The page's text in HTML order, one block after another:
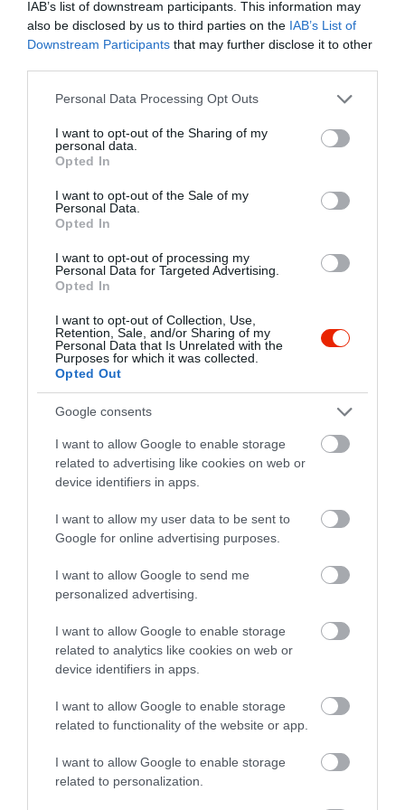
IAB’s list of downstream participants. This information may
also be disclosed by us to third parties on the IAB’s List of
Downstream Participants that may further disclose it to other
Please note that this website/app uses one or more Google
not limited to your visit or usage behaviour. You may click to
grant or deny consent to Google and its third-party tags to
use your data for below specified purposes in below Google
consent section.
Personal Data Processing Opt Outs
I want to opt-out of the Sharing of my
personal data.
Opted In
I want to opt-out of the Sale of my
Personal Data.
Opted In
I want to opt-out of processing my
Personal Data for Targeted Advertising.
Opted In
I want to opt-out of Collection, Use,
Retention, Sale, and/or Sharing of my
Personal Data that Is Unrelated with the
Purposes for which it was collected.
Opted Out
Google consents
I want to allow Google to enable storage
related to advertising like cookies on web or
device identifiers in apps.
I want to allow my user data to be sent to
Google for online advertising purposes.
I want to allow Google to send me
personalized advertising.
I want to allow Google to enable storage
related to analytics like cookies on web or
device identifiers in apps.
I want to allow Google to enable storage
related to functionality of the website or app.
I want to allow Google to enable storage
related to personalization.
paradicsomszószos pizza. A körcikkek helyett
négyzetekre vágott pizza sajttal vagy sajt nélkül
is kérhető. A sajtos változat jellemzője, – a
chicagoi deep dish pizzához hasonlóan – hogy a
sajt a feltétek alá kerül, így megakadályozza a
tészta elázását.
Ezt az ínyencséget a szicíliai bevándorlók vitték
Amerikába a 19. században, de csak a második
világháború után lett igazán népszerű. A feltétek,
paradicsomdarabok, hagyma, szardella és
fűszernövények. A sütés során ízfokozásképpen
A sütési időt a pite mérete határozza meg, de
általában 220 fokos sütőben 15-20 perc alatt
elkészül.
GÖRÖG PIZZA
A görög pizza az Amerikába érkező görög
saját ízlésük szerint alakították. A főleg a New
England-i államokban kedvelt görög stílusú pizza
vastagtésztás, és olajozott formában sül, emiatt
szinte olyan, mintha olajban sütötték volna ki az
alját.
A tésztája jóval tömöttebb, vastagabb, mint a
vékonytésztás pizzáké, de közel sem olyan
görög pizzán jellemzően több a szósz, mint a sajt.
A paradicsomszószban erőteljesen érezhető az